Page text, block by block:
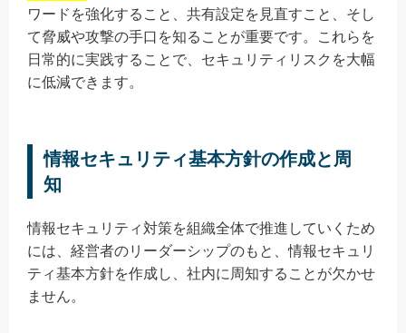
ワードを強化すること、共有設定を見直すこと、そし
て脅威や攻撃の手口を知ることが重要です。これらを
日常的に実践することで、セキュリティリスクを大幅
に低減できます。
情報セキュリティ基本方針の作成と周
知
情報セキュリティ対策を組織全体で推進していくため
には、経営者のリーダーシップのもと、情報セキュリ
ティ基本方針を作成し、社内に周知することが欠かせ
ません。